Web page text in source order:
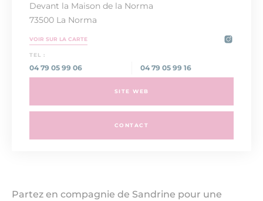
Partez en compagnie de Sandrine pour une
Devant la Maison de la Norma
73500 La Norma
VOIR SUR LA CARTE
TEL :
04 79 05 99 06 04 79 05 99 16
SITE WEB
CONTACT